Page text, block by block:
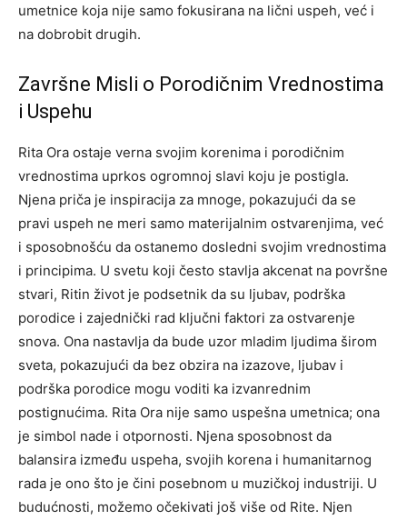
umetnice koja nije samo fokusirana na lični uspeh, već i
na dobrobit drugih.
Završne Misli o Porodičnim Vrednostima
i Uspehu
Rita Ora ostaje verna svojim korenima i porodičnim
vrednostima uprkos ogromnoj slavi koju je postigla.
Njena priča je inspiracija za mnoge, pokazujući da se
pravi uspeh ne meri samo materijalnim ostvarenjima, već
i sposobnošću da ostanemo dosledni svojim vrednostima
i principima. U svetu koji često stavlja akcenat na površne
stvari, Ritin život je podsetnik da su ljubav, podrška
porodice i zajednički rad ključni faktori za ostvarenje
snova. Ona nastavlja da bude uzor mladim ljudima širom
sveta, pokazujući da bez obzira na izazove, ljubav i
podrška porodice mogu voditi ka izvanrednim
postignućima. Rita Ora nije samo uspešna umetnica; ona
je simbol nade i otpornosti. Njena sposobnost da
balansira između uspeha, svojih korena i humanitarnog
rada je ono što je čini posebnom u muzičkoj industriji. U
budućnosti, možemo očekivati još više od Rite. Njen